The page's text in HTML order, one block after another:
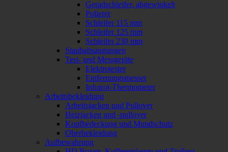
Geradschleifer, abgewinkelt
Polierer
Schleifer 115 mm
Schleifer 125 mm
Schleifer 230 mm
Staubabsaugungen
Test- und Messgeräte
Elektrotester
Entfernungsmesser
Infrarot-Thermometer
Arbeitsbekleidung
Arbeitsjacken und Pullover
Heizjacken und -pullover
Kopfbedeckung und Mundschutz
Oberbekleidung
Aufbewahrung